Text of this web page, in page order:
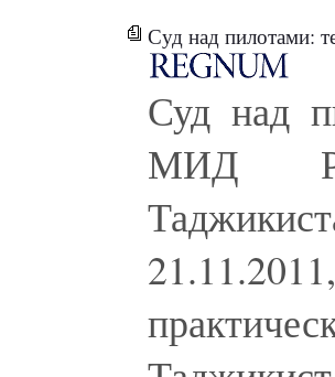
Суд над пилотами: тень США, провал
Суд над
МИД